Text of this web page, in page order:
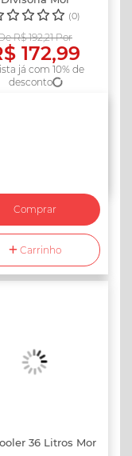
(0)
R$ 192,21 Por
172,99
já com 10% de
desconto
Comprar
Carrinho
36 Litros Mor